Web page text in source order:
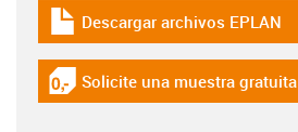
igus-icon-download-plan
Descargar archivos EPLAN
igus-icon-gratismuster
Solicite una muestra gratuita